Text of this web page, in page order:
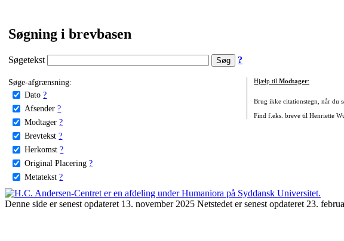
Søgning i brevbasen
Søgetekst ?
Søge-afgrænsning:
Dato ?
Afsender ?
Modtager ?
Brevtekst ?
Herkomst ?
Original Placering ?
Metatekst ?
Hjælp til Modtager:
Brug ikke citationstegn, når du
Find f.eks. breve til Henriette
Denne side er senest opdateret 13. november 2025 Netstedet er senest opdateret 23.